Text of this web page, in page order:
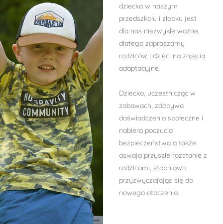
dziecka w naszym
przedszkolu i żłobku jest
dla nas niezwykle ważne,
dlatego zapraszamy
rodziców i dzieci na zajęcia
adaptacyjne.
Dziecko, uczestnicząc w
zabawach, zdobywa
doświadczenia społeczne i
nabiera poczucia
bezpieczeństwa a także
oswaja przyszłe rozstanie z
rodzicami, stopniowo
przyzwyczajając się do
nowego otoczenia.